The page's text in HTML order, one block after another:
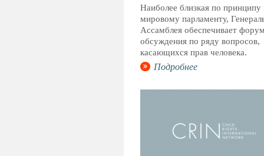
Наиболее близкая по принципу
мировому парламенту,
Ассамблея обеспечивает
обсуждения по ряду вопросов,
касающихся прав человека.
Подробнее